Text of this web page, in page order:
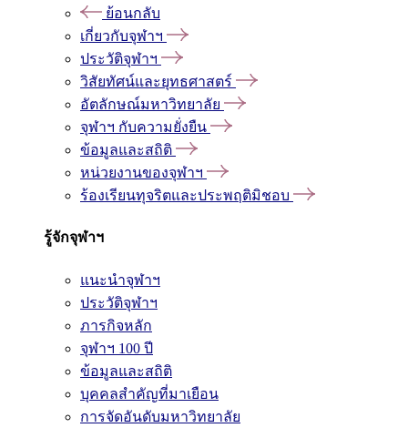
ย้อนกลับ
เกี่ยวกับจุฬาฯ
ประวัติจุฬาฯ
วิสัยทัศน์และยุทธศาสตร์
อัตลักษณ์มหาวิทยาลัย
จุฬาฯ กับความยั่งยืน
ข้อมูลและสถิติ
หน่วยงานของจุฬาฯ
ร้องเรียนทุจริตและประพฤติมิชอบ
รู้จักจุฬาฯ
แนะนำจุฬาฯ
ประวัติจุฬาฯ
ภารกิจหลัก
จุฬาฯ 100 ปี
ข้อมูลและสถิติ
บุคคลสำคัญที่มาเยือน
การจัดอันดับมหาวิทยาลัย